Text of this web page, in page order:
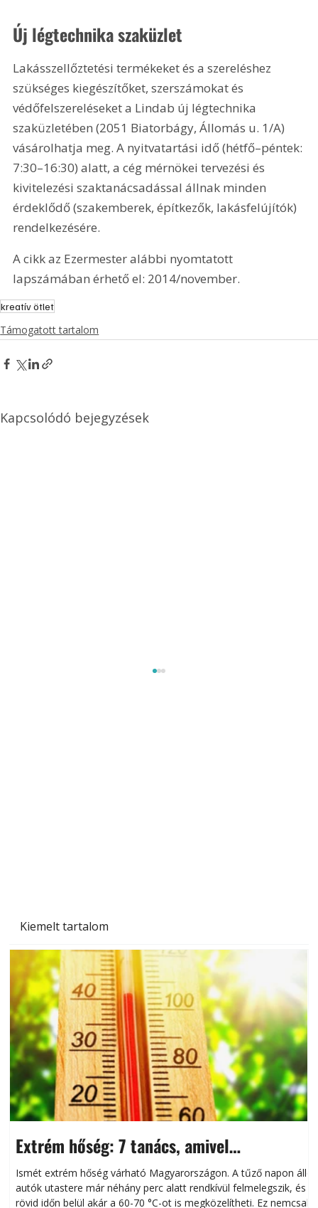
Kiemelt tartalom
Extrém hőség: 7 tanács, amivel
megóvhatjuk autónkat a nyári károktól
Ismét extrém hőség várható Magyarországon. A tűző napon álló
autók utastere már néhány perc alatt rendkívül felmelegszik, és
rövid időn belül akár a 60-70 °C-ot is megközelítheti. Ez nemcsak
Új légtechnika szaküzlet
Lakásszellőztetési termékeket és a szereléshez
szükséges kiegészítőket, szerszámokat és
védőfelszereléseket a Lindab új légtechnika
szaküzletében (2051 Biatorbágy, Állomás u. 1/A)
vásárolhatja meg. A nyitvatartási idő (hétfő–péntek:
7:30–16:30) alatt, a cég mérnökei tervezési és
kivitelezési szaktanácsadással állnak minden
érdeklődő (szakemberek, építkezők, lakásfelújítók)
rendelkezésére.
A cikk az Ezermester alábbi nyomtatott
lapszámában érhető el: 2014/november.
kreatív ötlet
Támogatott tartalom
Kapcsolódó bejegyzések